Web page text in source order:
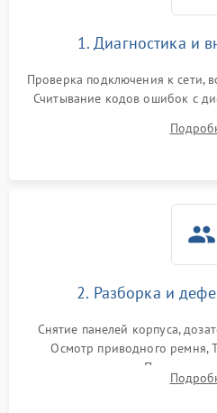
1. Диагностика и
Проверка подключения к сети,
Считывание кодов ошибок с
выявления посторонних шумов,
электронного
2. Разборка и
Снятие панелей корпуса,
Осмотр приводного ремня,
амортизаторов. Проверка
крестовины на износ, а